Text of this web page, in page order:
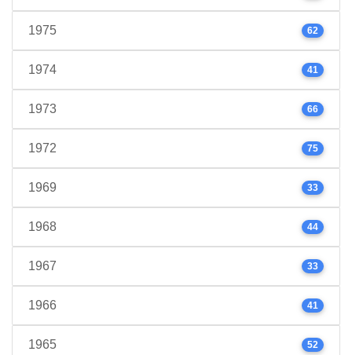
1975 62
1974 41
1973 66
1972 75
1969 33
1968 44
1967 33
1966 41
1965 52